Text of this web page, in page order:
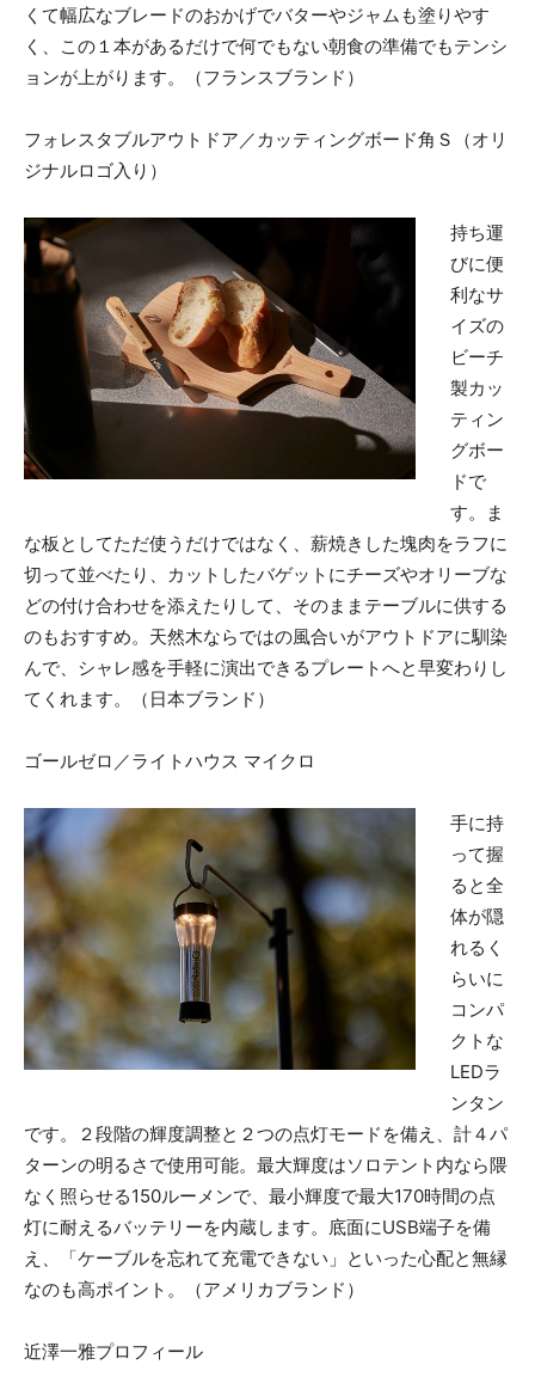
くて幅広なブレードのおかげでバターやジャムも塗りやす
く、この１本があるだけで何でもない朝食の準備でもテンシ
ョンが上がります。（フランスブランド）
フォレスタブルアウトドア／カッティングボード角Ｓ（オリ
ジナルロゴ入り）
持ち運
びに便
利なサ
イズの
ビーチ
製カッ
ティン
グボー
ドで
す。ま
な板としてただ使うだけではなく、薪焼きした塊肉をラフに
切って並べたり、カットしたバゲットにチーズやオリーブな
どの付け合わせを添えたりして、そのままテーブルに供する
のもおすすめ。天然木ならではの風合いがアウトドアに馴染
んで、シャレ感を手軽に演出できるプレートへと早変わりし
てくれます。（日本ブランド）
ゴールゼロ／ライトハウス マイクロ
手に持
って握
ると全
体が隠
れるく
らいに
コンパ
クトな
LEDラ
ンタン
です。２段階の輝度調整と２つの点灯モードを備え、計４パ
ターンの明るさで使用可能。最大輝度はソロテント内なら隈
なく照らせる150ルーメンで、最小輝度で最大170時間の点
灯に耐えるバッテリーを内蔵します。底面にUSB端子を備
え、「ケーブルを忘れて充電できない」といった心配と無縁
なのも高ポイント。（アメリカブランド）
近澤一雅プロフィール